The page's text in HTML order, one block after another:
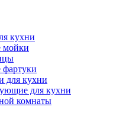
кухни
мойки
для кухни
для кухни
комнаты